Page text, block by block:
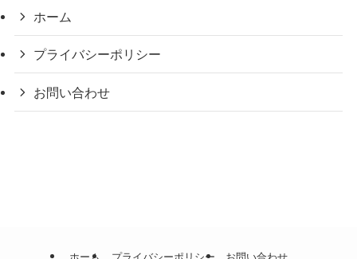
ホーム
プライバシーポリシー
お問い合わせ